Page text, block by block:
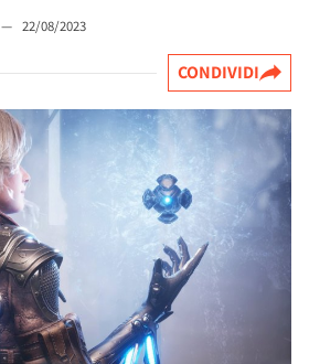
— 22/08/2023
CONDIVIDI